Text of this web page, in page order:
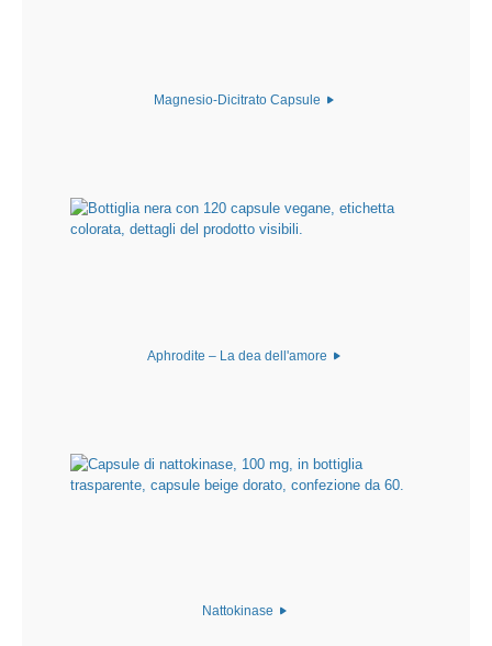
Magnesio-Dicitrato Capsule
Aphrodite – La dea dell'amore
Nattokinase